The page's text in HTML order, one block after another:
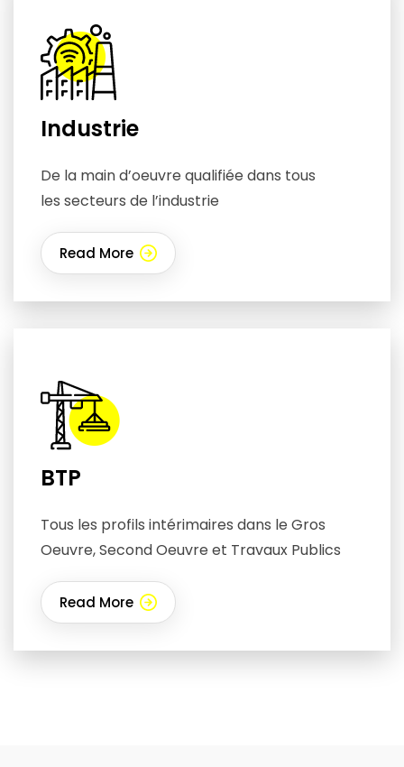
Industrie
De la main d’oeuvre qualifiée dans tous
les secteurs de l’industrie
Read More
BTP
Tous les profils intérimaires dans le Gros
Oeuvre, Second Oeuvre et Travaux Publics
Read More